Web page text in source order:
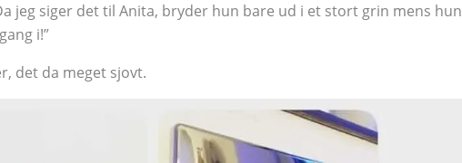
jeg siger det til Anita, bryder hun bare ud i et stort grin mens hun
i!”
det da meget sjovt.